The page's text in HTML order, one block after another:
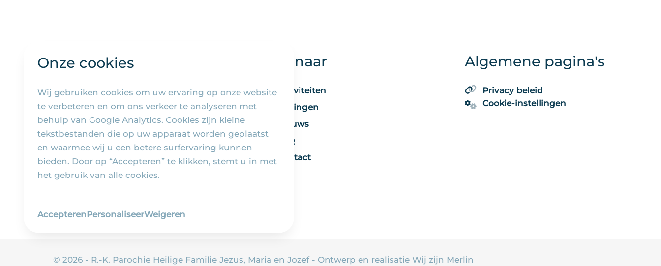
Onze cookies
Wij gebruiken cookies om uw ervaring op onze website
te verbeteren en om ons verkeer te analyseren met
behulp van Google Analytics. Cookies zijn kleine
tekstbestanden die op uw apparaat worden geplaatst
en waarmee wij u een betere surfervaring kunnen
bieden. Door op “Accepteren” te klikken, stemt u in met
het gebruik van alle cookies.
AccepterenPersonaliseerWeigeren
Snel naar
Activiteiten
Vieringen
Nieuws
FAQ
Contact
Algemene pagina's
Privacy beleid
Cookie-instellingen
© 2026 - R.-K. Parochie Heilige Familie Jezus, Maria en Jozef - Ontwerp en realisatieWij zijn Merlin